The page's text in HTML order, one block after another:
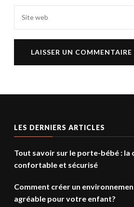
LES DERNIERS ARTICLES
Tout savoir sur le porte-bébé : la
confortable et sécurisé
Comment créer un
agréable pour votre enfant?